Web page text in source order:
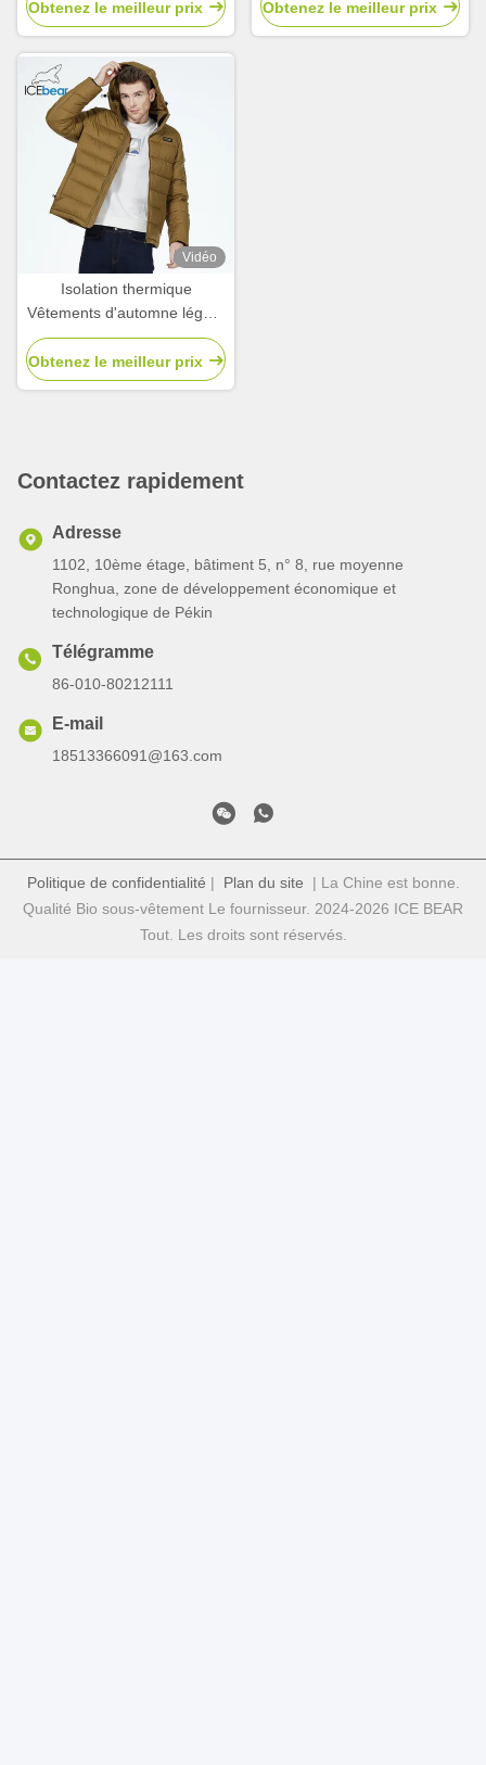
de sport pour homme en
hiver Vêtements de sport
pour homme en hiver
Vêtements de sport
l'eau Pour l'Europe Hiver
Obtenez le meilleur prix hommes veste d'automne
Obtenez le meilleur prix
Vidéo
Isolation thermique
Vêtements d'automne légers
Pour le stockage de la
chaleur Vêtements
d'automne légers pour l'hiver
Obtenez le meilleur prix
Contactez rapidement
Adresse
1102, 10ème étage, bâtiment 5, n° 8, rue moyenne
Ronghua, zone de développement économique et
technologique de Pékin
Télégramme
86-010-80212111
E-mail
18513366091@163.com
Politique de confidentialité | Plan du site | La Chine est bonne.
Qualité Bio sous-vêtement Le fournisseur. 2024-2026 ICE BEAR
Tout. Les droits sont réservés.